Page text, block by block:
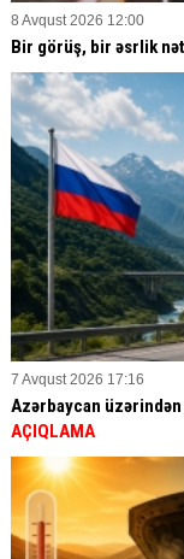
8 Avqust 2026 12:00
Bir görüş, bir əsrlik
7 Avqust 2026 17:16
Azərbaycan
AÇIQLAMA